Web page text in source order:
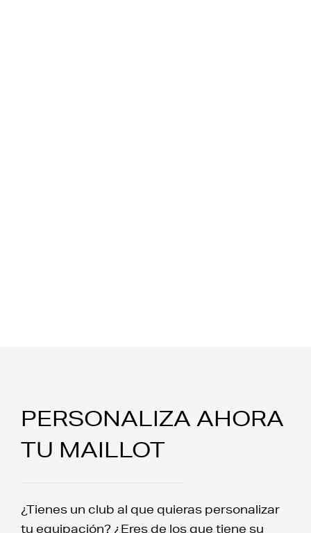
PERSONALIZA AHORA
TU MAILLOT
¿Tienes un club al que quieras personalizar
tu equipación? ¿Eres de los que tiene su